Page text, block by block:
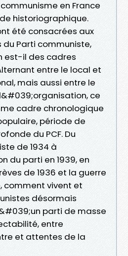
en France
historiographique.
été consacrées aux
Parti communiste,
est-il des cadres
entre le local et
mais aussi entre le
ce
cadre chronologique
période de
du PCF. Du
de 1934 à
du parti en 1939, en
de 1936 et la guerre
comment vivent et
désormais
parti de masse
entre
et attentes de la